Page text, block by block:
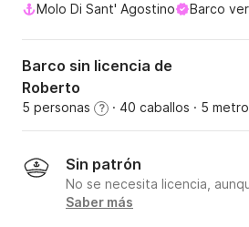
Molo Di Sant' Agostino
Barco
Barco sin licencia de
Roberto
5 personas ? · 40 caballos · 5
Sin patrón
No se necesita licencia,
Saber más